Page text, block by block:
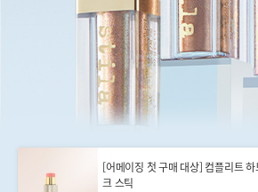
[어메이징 첫 구매 대상] 컴플리트
크 스틱